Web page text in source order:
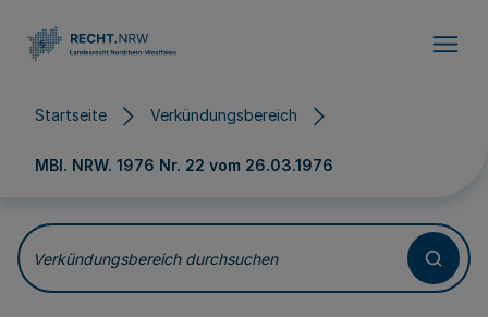
Startseite Verkündungsbereich
MBl. NRW. 1976 Nr. 22 vom 26.03.1976
Verkündungsbereich durchsuchen